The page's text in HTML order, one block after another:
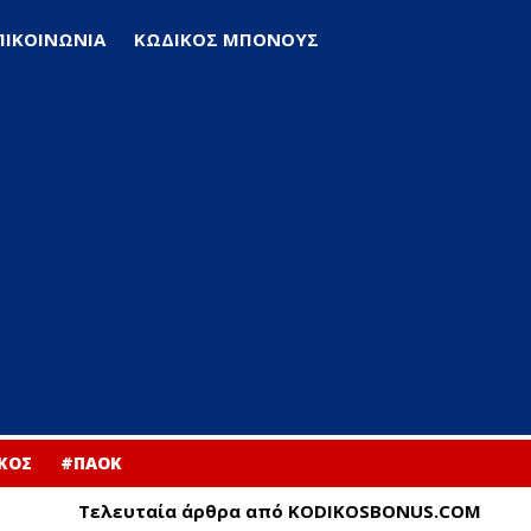
ΚΩΔΙΚΟΣ ΜΠΟΝΟΥΣ
#ΠΑΟΚ
Τελευταία άρθρα από KODIKOSBONUS.COM